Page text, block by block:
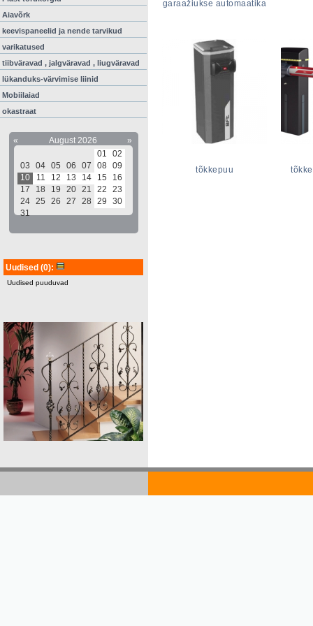
Aiavõrk
keevispaneelid ja nende tarvikud
varikatused
tiibväravad , jalgväravad , liugväravad
lükanduks-värvimise liinid
Mobiilaiad
okastraat
« August 2026
»
01
02
03
04 05 06 07 08 09
10
11 12 13 14 15
16
17
18 19 20 21 22
23
24 25 26 27 28 29
30
31
Uudised (0):
Uudised puuduvad
garaažiukse automaatika
tõkkepuu